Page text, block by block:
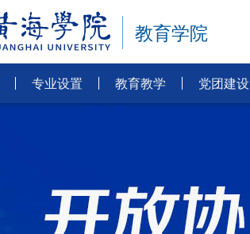
教育学院
专业设置 教育教学 党团建设